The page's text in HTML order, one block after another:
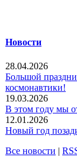
Новости
28.04.2026
Большой
космонавтики!
19.03.2026
В этом году мы
12.01.2026
Новый год
Все новости |